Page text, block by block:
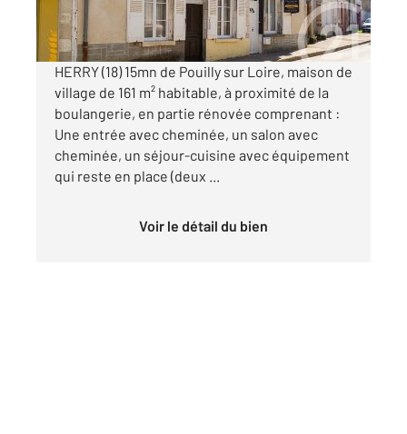
Visiter le site dédié
HERRY (18) 15mn de Pouilly sur Loire, maison de
village de 161 m² habitable, à proximité de la
boulangerie, en partie rénovée comprenant :
Une entrée avec cheminée, un salon avec
cheminée, un séjour-cuisine avec équipement
qui reste en place (deux ...
Voir le détail du bien